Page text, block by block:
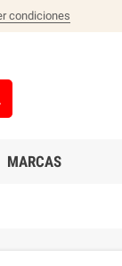
condiciones
MARCAS